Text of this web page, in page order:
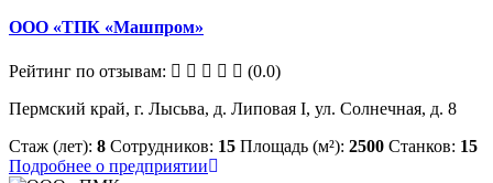
ООО «ТПК «Машпром»
Рейтинг по отзывам:
(0.0)
Пермский край, г. Лысьва, д. Липовая I, ул. Солнечная, д. 8
Стаж (лет): 8 Сотрудников: 15 Площадь (м²): 2500 Станков: 15
Подробнее о предприятии